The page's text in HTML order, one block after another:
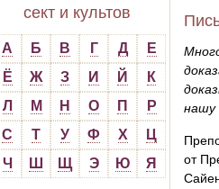
сект и культов
А Б В Г Д
Е
Ё
Ж З И Й
К
Л
М Н О П
Р
С
Т У Ф Х
Ц
Ч
Ш Щ Э Ю Я
нашу
от